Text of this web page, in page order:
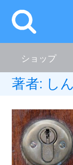
ショップ
著者: し